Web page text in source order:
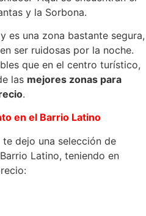
y la Sorbona.
es una zona bastante segura,
ser ruidosas por la noche.
que en el centro turístico,
las mejores zonas para
.
en el Barrio Latino
dejo una selección de
Latino, teniendo en